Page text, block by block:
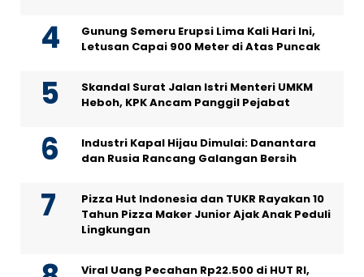
Gunung Semeru Erupsi Lima Kali Hari Ini,
Letusan Capai 900 Meter di Atas Puncak
Skandal Surat Jalan Istri Menteri UMKM
Heboh, KPK Ancam Panggil Pejabat
Industri Kapal Hijau Dimulai: Danantara
dan Rusia Rancang Galangan Bersih
Pizza Hut Indonesia dan TUKR Rayakan 10
Tahun Pizza Maker Junior Ajak Anak Peduli
Lingkungan
Viral Uang Pecahan Rp22.500 di HUT RI,